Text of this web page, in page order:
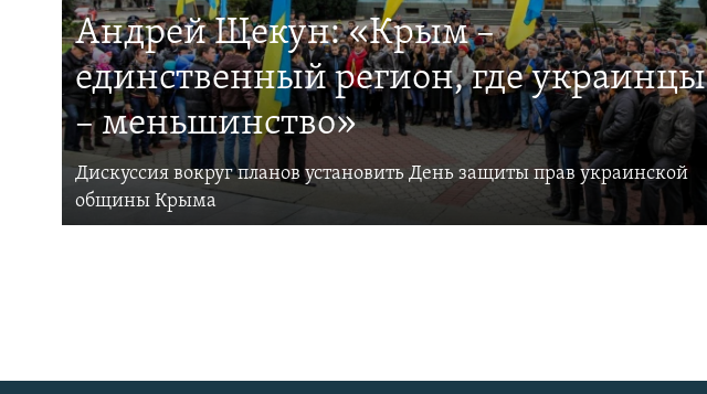
Андрей Щекун: «Крым –
единственный регион, где украинцы
– меньшинство»
Дискуссия вокруг планов установить День защиты прав украинской
общины Крыма